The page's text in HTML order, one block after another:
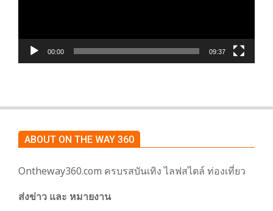
00:00 09:37
ABOUT ON THE WAY 360
Ontheway360.com ครบรสบันเทิง ไลฟสไตล์ ท่องเที่ยว
ส่งข่าว และ หมายงาน